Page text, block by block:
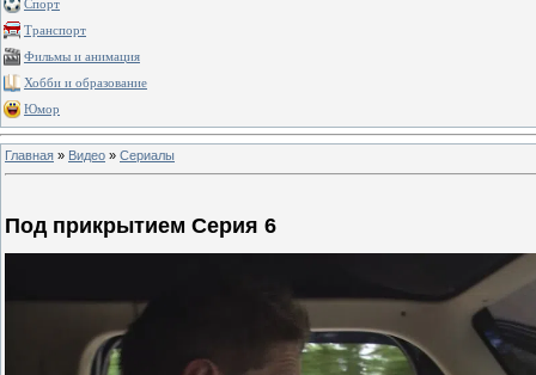
Спорт
Транспорт
Фильмы и анимация
Хобби и образование
Юмор
Главная » Видео » Сериалы
Под прикрытием Серия 6